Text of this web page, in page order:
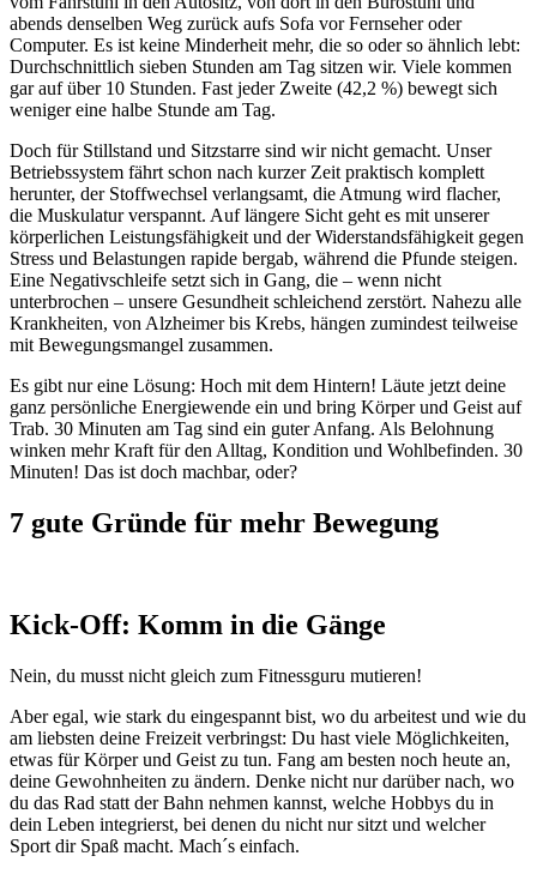
abends denselben Weg zurück aufs Sofa vor Fernseher oder
Computer. Es ist keine Minderheit mehr, die so oder so ähnlich lebt:
Durchschnittlich sieben Stunden am Tag sitzen wir. Viele kommen
gar auf über 10 Stunden. Fast jeder Zweite (42,2 %) bewegt sich
weniger eine halbe Stunde am Tag.
Doch für Stillstand und Sitzstarre sind wir nicht gemacht. Unser
Betriebssystem fährt schon nach kurzer Zeit praktisch komplett
herunter, der Stoffwechsel verlangsamt, die Atmung wird flacher,
die Muskulatur verspannt. Auf längere Sicht geht es mit unserer
körperlichen Leistungsfähigkeit und der Widerstandsfähigkeit gegen
Stress und Belastungen rapide bergab, während die Pfunde steigen.
Eine Negativschleife setzt sich in Gang, die – wenn nicht
unterbrochen – unsere Gesundheit schleichend zerstört. Nahezu alle
Krankheiten, von Alzheimer bis Krebs, hängen zumindest teilweise
mit Bewegungsmangel zusammen.
Es gibt nur eine Lösung: Hoch mit dem Hintern! Läute jetzt deine
ganz persönliche Energiewende ein und bring Körper und Geist auf
Trab. 30 Minuten am Tag sind ein guter Anfang. Als Belohnung
winken mehr Kraft für den Alltag, Kondition und Wohlbefinden. 30
Minuten! Das ist doch machbar, oder?
7 gute Gründe für mehr Bewegung
Kick-Off: Komm in die Gänge
Nein, du musst nicht gleich zum Fitnessguru mutieren!
Aber egal, wie stark du eingespannt bist, wo du arbeitest und wie du
am liebsten deine Freizeit verbringst: Du hast viele Möglichkeiten,
etwas für Körper und Geist zu tun. Fang am besten noch heute an,
deine Gewohnheiten zu ändern. Denke nicht nur darüber nach, wo
du das Rad statt der Bahn nehmen kannst, welche Hobbys du in
dein Leben integrierst, bei denen du nicht nur sitzt und welcher
Sport dir Spaß macht. Mach´s einfach.